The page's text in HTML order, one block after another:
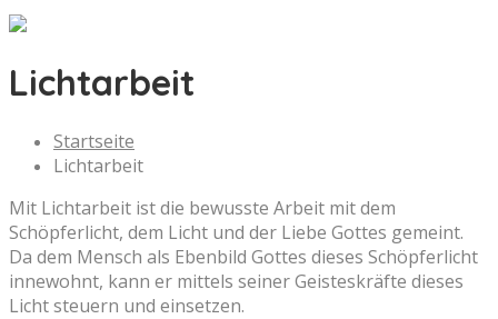
Lichtarbeit
Startseite
Lichtarbeit
Mit Lichtarbeit ist die bewusste Arbeit mit dem
Schöpferlicht, dem Licht und der Liebe Gottes gemeint.
Da dem Mensch als Ebenbild Gottes dieses Schöpferlicht
innewohnt, kann er mittels seiner Geisteskräfte dieses
Licht steuern und einsetzen.